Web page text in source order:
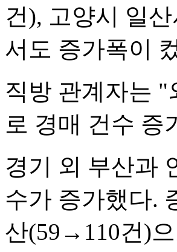
건), 고양시 일
서도 증가폭이
직방 관계자는 "
로 경매 건수 증
경기 외 부산과
수가 증가했다.
산(59→110건)